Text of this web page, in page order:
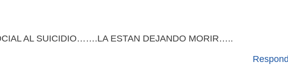
AL SUICIDIO…….LA ESTAN DEJANDO MORIR…..